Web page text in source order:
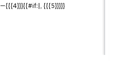
—{{{4}}}{{#if:|, {{{5}}}}}